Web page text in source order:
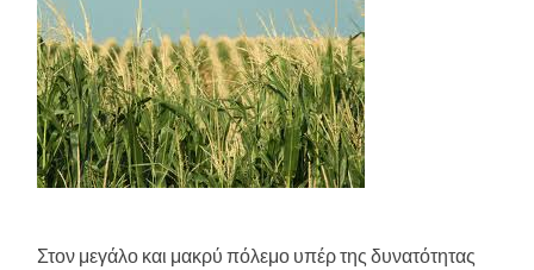
Στον μεγάλο και μακρύ πόλεμο υπέρ της δυνατότητας